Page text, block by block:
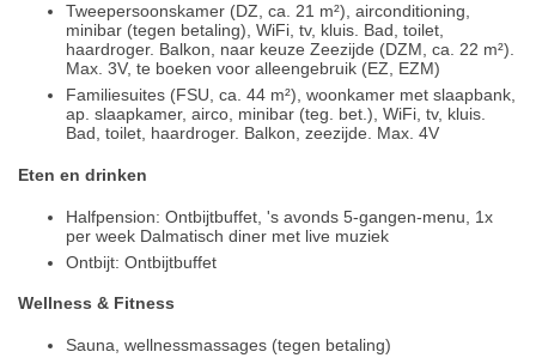
Tweepersoonskamer (DZ, ca. 21 m²), airconditioning,
minibar (tegen betaling), WiFi, tv, kluis. Bad, toilet,
haardroger. Balkon, naar keuze Zeezijde (DZM, ca. 22 m²).
Max. 3V, te boeken voor alleengebruik (EZ, EZM)
Familiesuites (FSU, ca. 44 m²), woonkamer met slaapbank,
ap. slaapkamer, airco, minibar (teg. bet.), WiFi, tv, kluis.
Bad, toilet, haardroger. Balkon, zeezijde. Max. 4V
Eten en drinken
Halfpension: Ontbijtbuffet, 's avonds 5-gangen-menu, 1x
per week Dalmatisch diner met live muziek
Ontbijt: Ontbijtbuffet
Wellness & Fitness
Sauna, wellnessmassages (tegen betaling)